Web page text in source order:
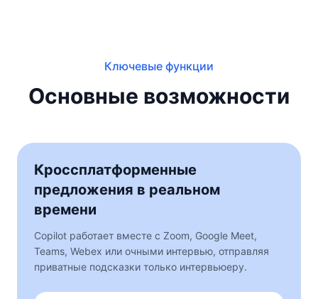
Ключевые функции
Основные возможности
Кроссплатформенные
предложения в реальном
времени
Copilot работает вместе с Zoom, Google Meet,
Teams, Webex или очными интервью, отправляя
приватные подсказки только интервьюеру.